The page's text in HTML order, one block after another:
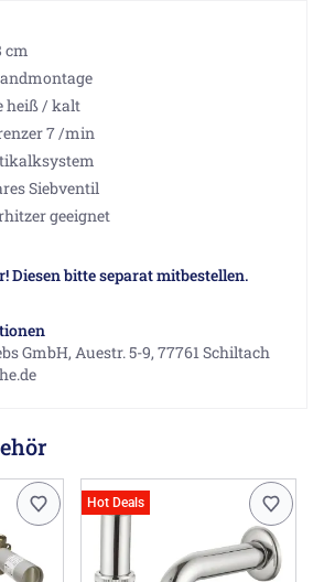
cm
heiß / kalt
7 /min
Siebventil
geeignet
Diesen bitte separat mitbestellen.
GmbH, Auestr. 5-9, 77761 Schiltach
Hot Deals